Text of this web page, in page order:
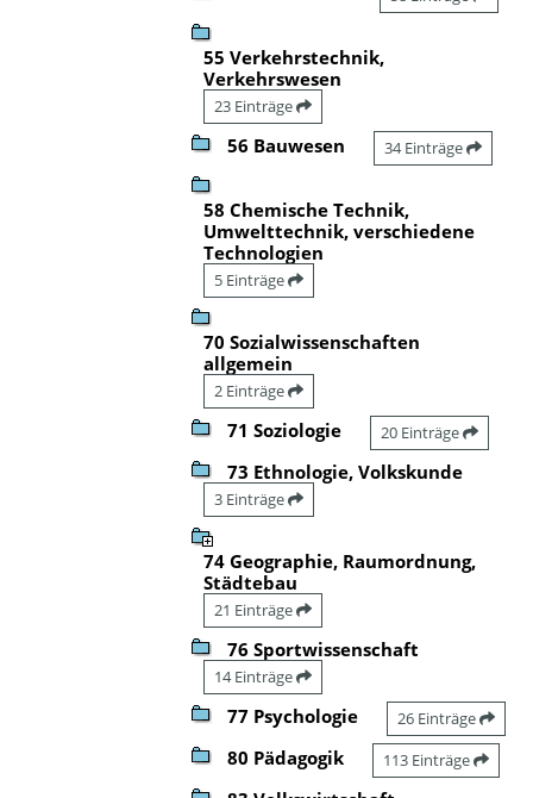
55 Verkehrstechnik,
Verkehrswesen
23 Einträge
56 Bauwesen 34 Einträge
58 Chemische Technik,
Umwelttechnik, verschiedene
Technologien
5 Einträge
70 Sozialwissenschaften
allgemein
2 Einträge
71 Soziologie 20 Einträge
73 Ethnologie, Volkskunde
3 Einträge
74 Geographie, Raumordnung,
Städtebau
21 Einträge
76 Sportwissenschaft
14 Einträge
77 Psychologie 26 Einträge
80 Pädagogik 113 Einträge